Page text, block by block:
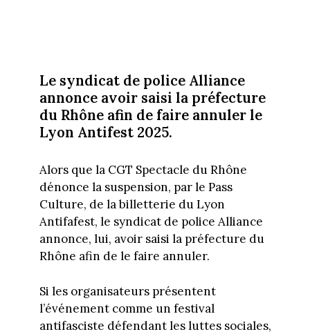
Le syndicat de police Alliance
annonce avoir saisi la préfecture
du Rhône afin de faire annuler le
Lyon Antifest 2025.
Alors que la CGT Spectacle du Rhône
dénonce la suspension, par le Pass
Culture, de la billetterie du Lyon
Antifafest, le syndicat de police Alliance
annonce, lui, avoir saisi la préfecture du
Rhône afin de le faire annuler.
Si les organisateurs présentent
l’événement comme un festival
antifasciste défendant les luttes sociales,